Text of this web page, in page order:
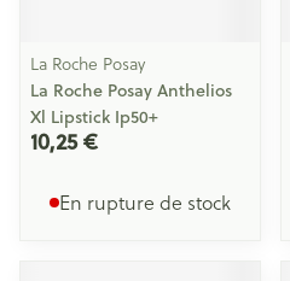
La Roche Posay
La Roche Posay Anthelios
Xl Lipstick Ip50+
10,25 €
En rupture de stock